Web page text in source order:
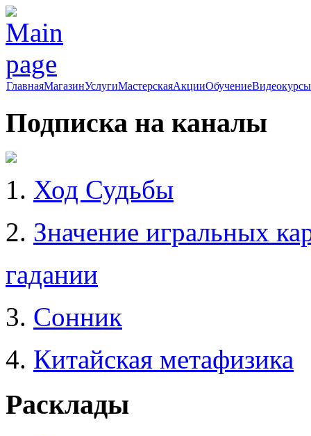
ГлавнаяМагазинУслугиМастерскаяАкцииОбучениеВидеокурсы
Подписка на каналы
1. Ход Судьбы
2. Значение игральных
гадании
3. Сонник
4. Китайская метафизика
Расклады